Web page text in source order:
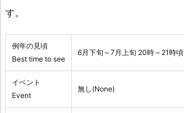
す。
例年の見頃
Best time to see
6月下旬～7月上旬 20時～21時頃
イベント
Event
無し(None)